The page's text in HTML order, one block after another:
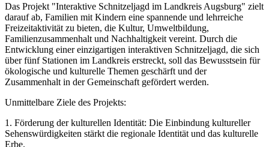
Das Projekt "Interaktive Schnitzeljagd im Landkreis Augsburg" zielt
darauf ab, Familien mit Kindern eine spannende und lehrreiche
Freizeitaktivität zu bieten, die Kultur, Umweltbildung,
Familienzusammenhalt und Nachhaltigkeit vereint. Durch die
Entwicklung einer einzigartigen interaktiven Schnitzeljagd, die sich
über fünf Stationen im Landkreis erstreckt, soll das Bewusstsein für
ökologische und kulturelle Themen geschärft und der
Zusammenhalt in der Gemeinschaft gefördert werden.
Unmittelbare Ziele des Projekts:
1. Förderung der kulturellen Identität: Die Einbindung kultureller
Sehenswürdigkeiten stärkt die regionale Identität und das kulturelle
Erbe.